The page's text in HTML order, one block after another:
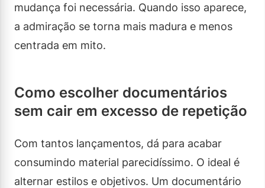
mudança foi necessária. Quando isso aparece,
a admiração se torna mais madura e menos
centrada em mito.
Como escolher documentários
sem cair em excesso de repetição
Com tantos lançamentos, dá para acabar
consumindo material parecidíssimo. O ideal é
alternar estilos e objetivos. Um documentário